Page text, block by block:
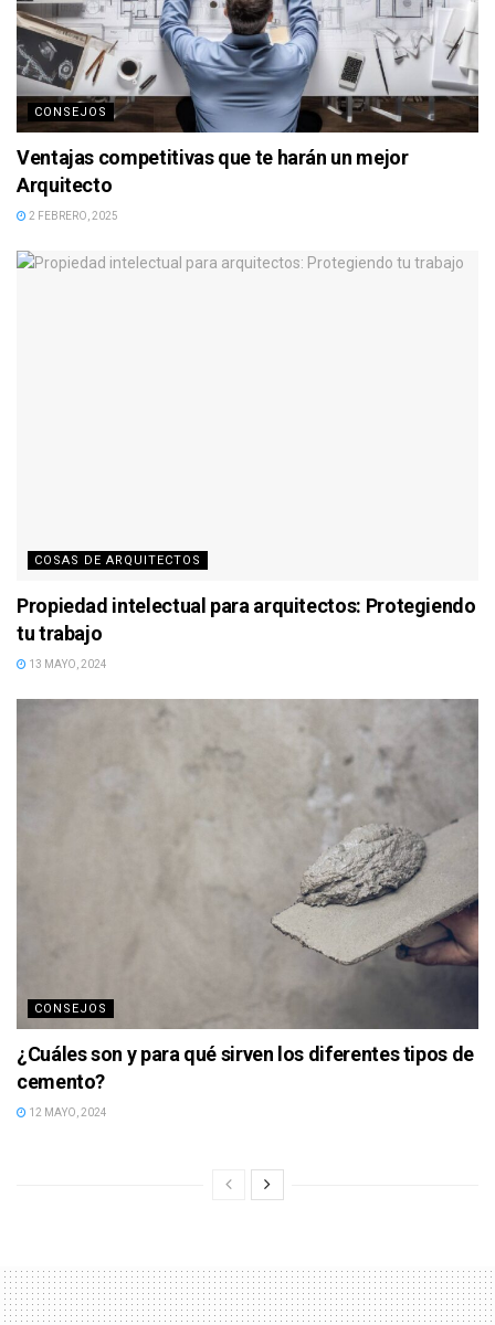
CONSEJOS
Ventajas competitivas que te harán un mejor
Arquitecto
2 FEBRERO, 2025
COSAS DE ARQUITECTOS
Propiedad intelectual para arquitectos: Protegiendo
tu trabajo
13 MAYO, 2024
CONSEJOS
¿Cuáles son y para qué sirven los diferentes tipos de
cemento?
12 MAYO, 2024